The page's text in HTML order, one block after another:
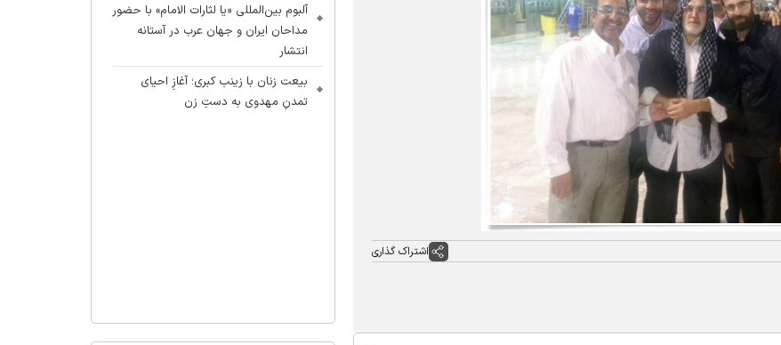
اشتراک گذاری
آلبوم بین‌المللی «یا لثارات الامام» با حضور
مداحان ایران و جهان عرب در آستانه
انتشار
بیعت زنان با زینب کبری؛ آغازِ احیای
تمدنِ مهدوی به دستِ زن